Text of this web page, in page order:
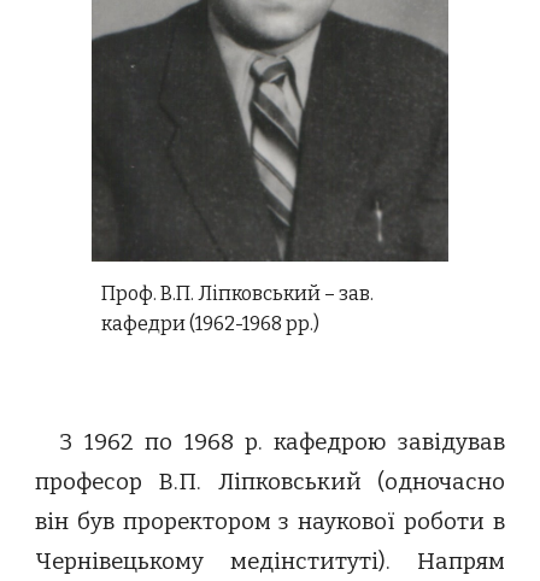
Проф. В.П. Ліпковський – зав.
кафедри (1962-1968 рр.)
З 1962 по 1968 р. кафедрою завідував
професор В.П. Ліпковський (одночасно
він був проректором з наукової роботи в
Чернівецькому медінституті). Напрям